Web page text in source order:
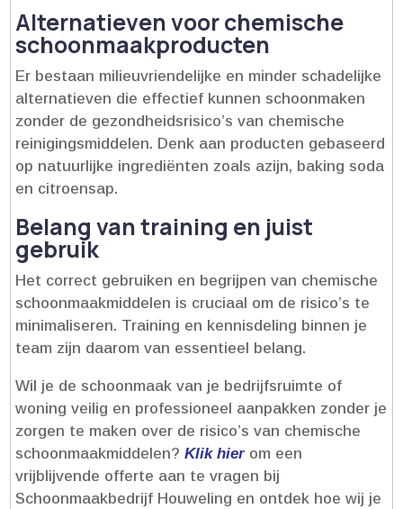
Alternatieven voor chemische
schoonmaakproducten
Er bestaan milieuvriendelijke en minder schadelijke
alternatieven die effectief kunnen schoonmaken
zonder de gezondheidsrisico’s van chemische
reinigingsmiddelen.​ Denk aan producten gebaseerd
op natuurlijke ingrediënten zoals azijn, baking soda
en citroensap.​
Belang van training en juist
gebruik
Het correct gebruiken en begrijpen van chemische
schoonmaakmiddelen is cruciaal om de risico’s te
minimaliseren.​ Training en kennisdeling binnen je
team zijn daarom van essentieel belang.​
Wil je de schoonmaak van je bedrijfsruimte of
woning veilig en professioneel aanpakken zonder je
zorgen te maken over de risico’s van chemische
schoonmaakmiddelen?Klik hierom een
vrijblijvende offerte aan te vragen bij
Schoonmaakbedrijf Houweling en ontdek hoe wij je